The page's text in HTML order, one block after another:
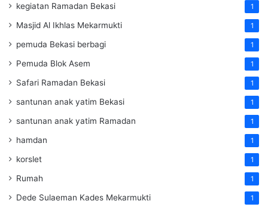
kegiatan Ramadan Bekasi 1
Masjid Al Ikhlas Mekarmukti 1
pemuda Bekasi berbagi 1
Pemuda Blok Asem 1
Safari Ramadan Bekasi 1
santunan anak yatim Bekasi 1
santunan anak yatim Ramadan 1
hamdan 1
korslet 1
Rumah 1
Dede Sulaeman Kades Mekarmukti 1